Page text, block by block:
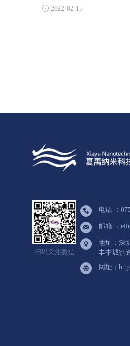
加丰富。
 2022-02-15
扫码关注微信
电话 ：
邮箱 ：
地址：深
丰中城智
网址：